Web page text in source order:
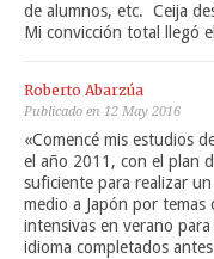
de alumnos, etc. Ceija
Mi convicción total llegó
Roberto Abarzúa
Publicado en 12 May 2016
«Comencé mis estudios
el año 2011, con el plan
suficiente para realizar
medio a Japón por temas
intensivas en verano
idioma completados